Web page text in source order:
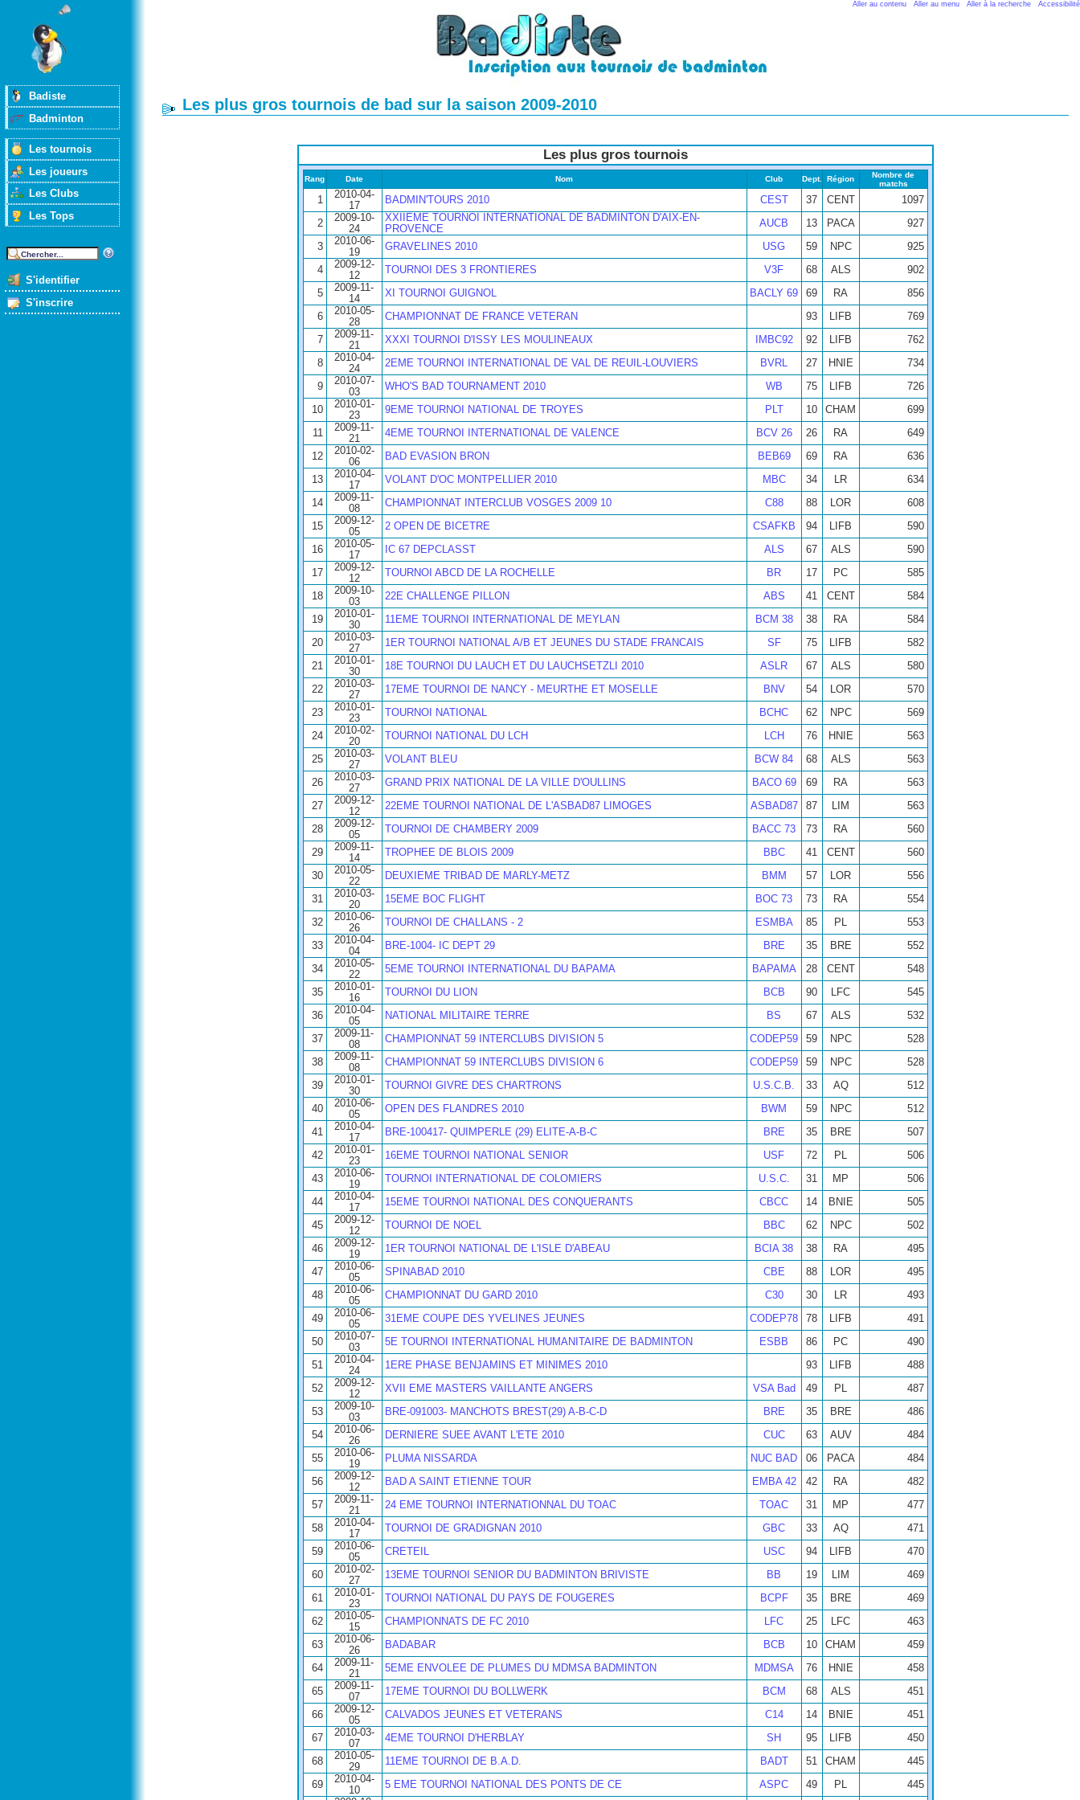
Aller au contenu Aller au menu Aller à la recherche Accessibilité
Badiste
Badminton
Les tournois
Les joueurs
Les Clubs
Les Tops
S'identifier
S'inscrire
Les plus gros tournois de bad sur la saison 2009-2010
Les plus gros tournois
Rang Date Nom Club Dept. Région
Nombre de
matchs
1
2010-04-
17
BADMIN'TOURS 2010 CEST 37 CENT 1097
2
2009-10-
24
XXIIEME TOURNOI INTERNATIONAL DE BADMINTON D'AIX-EN-
PROVENCE
AUCB 13 PACA 927
3
2010-06-
19
GRAVELINES 2010 USG 59 NPC 925
4
2009-12-
12
TOURNOI DES 3 FRONTIERES V3F 68 ALS 902
5
2009-11-
14
XI TOURNOI GUIGNOL BACLY 69 69 RA 856
6
2010-05-
28
CHAMPIONNAT DE FRANCE VETERAN 93 LIFB 769
7
2009-11-
21
XXXI TOURNOI D'ISSY LES MOULINEAUX IMBC92 92 LIFB 762
8
2010-04-
24
2EME TOURNOI INTERNATIONAL DE VAL DE REUIL-LOUVIERS BVRL 27 HNIE 734
9
2010-07-
03
WHO'S BAD TOURNAMENT 2010 WB 75 LIFB 726
10
2010-01-
23
9EME TOURNOI NATIONAL DE TROYES PLT 10 CHAM 699
11
2009-11-
21
4EME TOURNOI INTERNATIONAL DE VALENCE BCV 26 26 RA 649
12
2010-02-
06
BAD EVASION BRON BEB69 69 RA 636
13
2010-04-
17
VOLANT D'OC MONTPELLIER 2010 MBC 34 LR 634
14
2009-11-
08
CHAMPIONNAT INTERCLUB VOSGES 2009 10 C88 88 LOR 608
15
2009-12-
05
2 OPEN DE BICETRE CSAFKB 94 LIFB 590
16
2010-05-
17
IC 67 DEPCLASST ALS 67 ALS 590
17
2009-12-
12
TOURNOI ABCD DE LA ROCHELLE BR 17 PC 585
18
2009-10-
03
22E CHALLENGE PILLON ABS 41 CENT 584
19
2010-01-
30
11EME TOURNOI INTERNATIONAL DE MEYLAN BCM 38 38 RA 584
20
2010-03-
27
1ER TOURNOI NATIONAL A/B ET JEUNES DU STADE FRANCAIS SF 75 LIFB 582
21
2010-01-
30
18E TOURNOI DU LAUCH ET DU LAUCHSETZLI 2010 ASLR 67 ALS 580
22
2010-03-
27
17EME TOURNOI DE NANCY - MEURTHE ET MOSELLE BNV 54 LOR 570
23
2010-01-
23
TOURNOI NATIONAL BCHC 62 NPC 569
24
2010-02-
20
TOURNOI NATIONAL DU LCH LCH 76 HNIE 563
25
2010-03-
27
VOLANT BLEU BCW 84 68 ALS 563
26
2010-03-
27
GRAND PRIX NATIONAL DE LA VILLE D'OULLINS BACO 69 69 RA 563
27
2009-12-
12
22EME TOURNOI NATIONAL DE L'ASBAD87 LIMOGES ASBAD87 87 LIM 563
28
2009-12-
05
TOURNOI DE CHAMBERY 2009 BACC 73 73 RA 560
29
2009-11-
14
TROPHEE DE BLOIS 2009 BBC 41 CENT 560
30
2010-05-
22
DEUXIEME TRIBAD DE MARLY-METZ BMM 57 LOR 556
31
2010-03-
20
15EME BOC FLIGHT BOC 73 73 RA 554
32
2010-06-
26
TOURNOI DE CHALLANS - 2 ESMBA 85 PL 553
33
2010-04-
04
BRE-1004- IC DEPT 29 BRE 35 BRE 552
34
2010-05-
22
5EME TOURNOI INTERNATIONAL DU BAPAMA BAPAMA 28 CENT 548
35
2010-01-
16
TOURNOI DU LION BCB 90 LFC 545
36
2010-04-
05
NATIONAL MILITAIRE TERRE BS 67 ALS 532
37
2009-11-
08
CHAMPIONNAT 59 INTERCLUBS DIVISION 5 CODEP59 59 NPC 528
38
2009-11-
08
CHAMPIONNAT 59 INTERCLUBS DIVISION 6 CODEP59 59 NPC 528
39
2010-01-
30
TOURNOI GIVRE DES CHARTRONS U.S.C.B. 33 AQ 512
40
2010-06-
05
OPEN DES FLANDRES 2010 BWM 59 NPC 512
41
2010-04-
17
BRE-100417- QUIMPERLE (29) ELITE-A-B-C BRE 35 BRE 507
42
2010-01-
23
16EME TOURNOI NATIONAL SENIOR USF 72 PL 506
43
2010-06-
19
TOURNOI INTERNATIONAL DE COLOMIERS U.S.C. 31 MP 506
44
2010-04-
17
15EME TOURNOI NATIONAL DES CONQUERANTS CBCC 14 BNIE 505
45
2009-12-
12
TOURNOI DE NOEL BBC 62 NPC 502
46
2009-12-
19
1ER TOURNOI NATIONAL DE L'ISLE D'ABEAU BCIA 38 38 RA 495
47
2010-06-
05
SPINABAD 2010 CBE 88 LOR 495
48
2010-06-
05
CHAMPIONNAT DU GARD 2010 C30 30 LR 493
49
2010-06-
05
31EME COUPE DES YVELINES JEUNES CODEP78 78 LIFB 491
50
2010-07-
03
5E TOURNOI INTERNATIONAL HUMANITAIRE DE BADMINTON ESBB 86 PC 490
51
2010-04-
24
1ERE PHASE BENJAMINS ET MINIMES 2010 93 LIFB 488
52
2009-12-
12
XVII EME MASTERS VAILLANTE ANGERS VSA Bad 49 PL 487
53
2009-10-
03
BRE-091003- MANCHOTS BREST(29) A-B-C-D BRE 35 BRE 486
54
2010-06-
26
DERNIERE SUEE AVANT L'ETE 2010 CUC 63 AUV 484
55
2010-06-
19
PLUMA NISSARDA NUC BAD 06 PACA 484
56
2009-12-
12
BAD A SAINT ETIENNE TOUR EMBA 42 42 RA 482
57
2009-11-
21
24 EME TOURNOI INTERNATIONNAL DU TOAC TOAC 31 MP 477
58
2010-04-
17
TOURNOI DE GRADIGNAN 2010 GBC 33 AQ 471
59
2010-06-
05
CRETEIL USC 94 LIFB 470
60
2010-02-
27
13EME TOURNOI SENIOR DU BADMINTON BRIVISTE BB 19 LIM 469
61
2010-01-
23
TOURNOI NATIONAL DU PAYS DE FOUGERES BCPF 35 BRE 469
62
2010-05-
15
CHAMPIONNATS DE FC 2010 LFC 25 LFC 463
63
2010-06-
26
BADABAR BCB 10 CHAM 459
64
2009-11-
21
5EME ENVOLEE DE PLUMES DU MDMSA BADMINTON MDMSA 76 HNIE 458
65
2009-11-
07
17EME TOURNOI DU BOLLWERK BCM 68 ALS 451
66
2009-12-
05
CALVADOS JEUNES ET VETERANS C14 14 BNIE 451
67
2010-03-
07
4EME TOURNOI D'HERBLAY SH 95 LIFB 450
68
2010-05-
29
11EME TOURNOI DE B.A.D. BADT 51 CHAM 445
69
2010-04-
10
5 EME TOURNOI NATIONAL DES PONTS DE CE ASPC 49 PL
445